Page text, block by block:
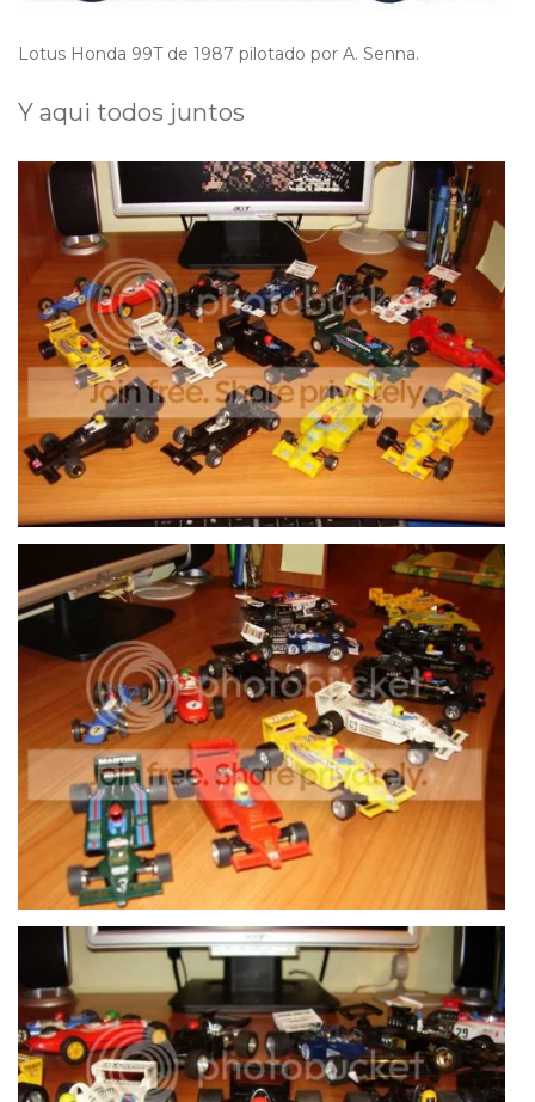
Lotus Honda 99T de 1987 pilotado por A. Senna.
Y aqui todos juntos